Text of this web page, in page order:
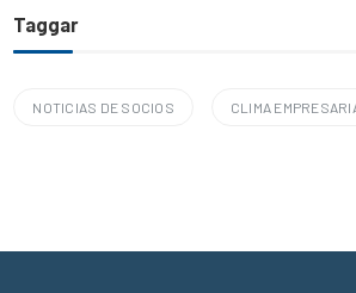
Taggar
NOTICIAS DE SOCIOS CLIMA